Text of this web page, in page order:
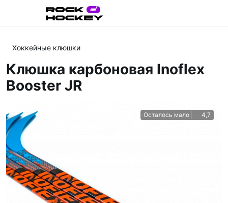
Хоккейные клюшки
Клюшка карбоновая Inoflex
Booster JR
Осталось мало 4,7